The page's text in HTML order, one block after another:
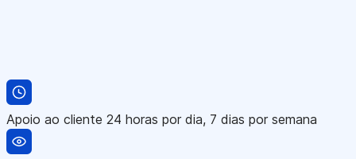
Apoio ao cliente 24 horas por dia, 7 dias por semana